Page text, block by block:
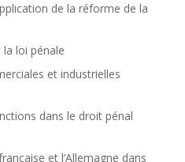
de la réforme de la
la loi pénale
et industrielles
dans le droit pénal
et l’Allemagne dans